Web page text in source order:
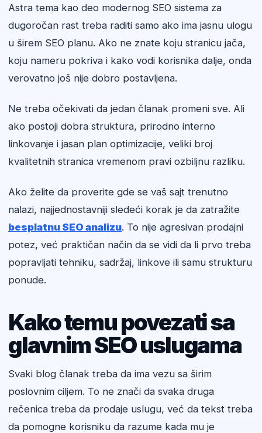
Astra tema kao deo modernog SEO sistema za
dugoročan rast treba raditi samo ako ima jasnu ulogu
u širem SEO planu. Ako ne znate koju stranicu jača,
koju nameru pokriva i kako vodi korisnika dalje, onda
verovatno još nije dobro postavljena.
Ne treba očekivati da jedan članak promeni sve. Ali
ako postoji dobra struktura, prirodno interno
linkovanje i jasan plan optimizacije, veliki broj
kvalitetnih stranica vremenom pravi ozbiljnu razliku.
Ako želite da proverite gde se vaš sajt trenutno
nalazi, najjednostavniji sledeći korak je da zatražite
besplatnu SEO analizu. To nije agresivan prodajni
potez, već praktičan način da se vidi da li prvo treba
popravljati tehniku, sadržaj, linkove ili samu strukturu
ponude.
Kako temu povezati sa
glavnim SEO uslugama
Svaki blog članak treba da ima vezu sa širim
poslovnim ciljem. To ne znači da svaka druga
rečenica treba da prodaje uslugu, već da tekst treba
da pomogne korisniku da razume kada mu je